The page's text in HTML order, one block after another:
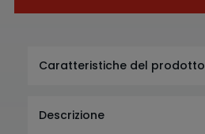
Caratteristiche del prodotto
Descrizione